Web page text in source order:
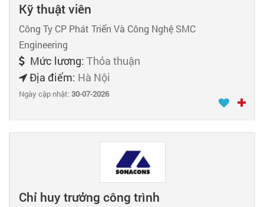
Kỹ thuật viên
Công Ty CP Phát Triển Và Công Nghệ SMC
Engineering
Mức lương: Thỏa thuận
Địa điểm: Hà Nội
Ngày cập nhật:30-07-2026
Chỉ huy trưởng công trình